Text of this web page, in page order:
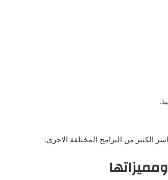
الكثير من البرامج المختلفة الاخرى.